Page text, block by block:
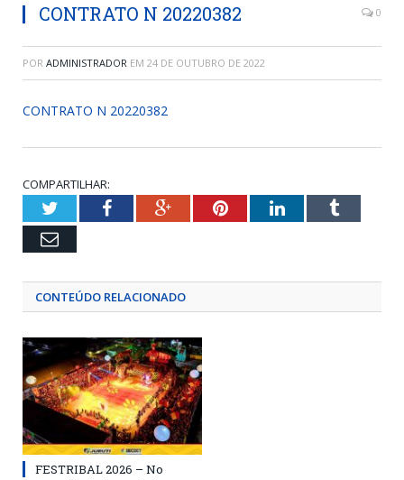
CONTRATO N 20220382 0
POR ADMINISTRADOR EM 24 DE OUTUBRO DE 2022
CONTRATO N 20220382
COMPARTILHAR:
TwitterFacebookGoogle+PinterestLinkedInTumblr
Email
CONTEÚDO RELACIONADO
FESTRIBAL 2026 – No